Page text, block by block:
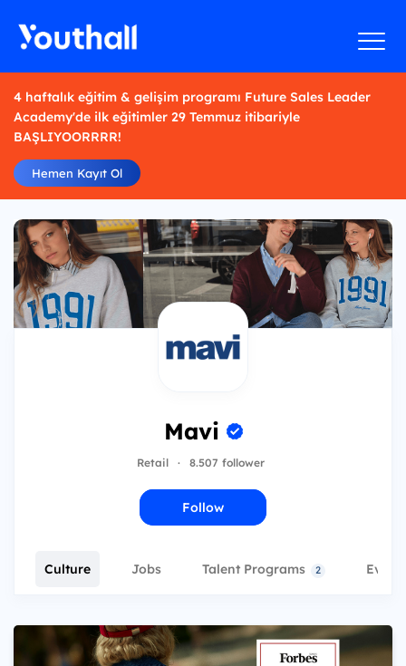
4 haftalık eğitim & gelişim programı Future Sales Leader
Academy'de ilk eğitimler 29 Temmuz itibariyle
BAŞLIYOORRRR!
Hemen Kayıt Ol
Mavi
Retail · 8.507 follower
Follow
Culture Jobs Talent Programs 2